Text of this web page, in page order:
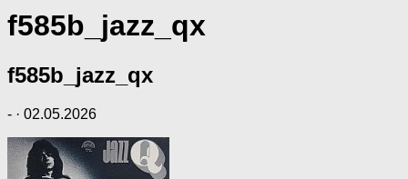
f585b_jazz_qx
f585b_jazz_qx
- · 02.05.2026